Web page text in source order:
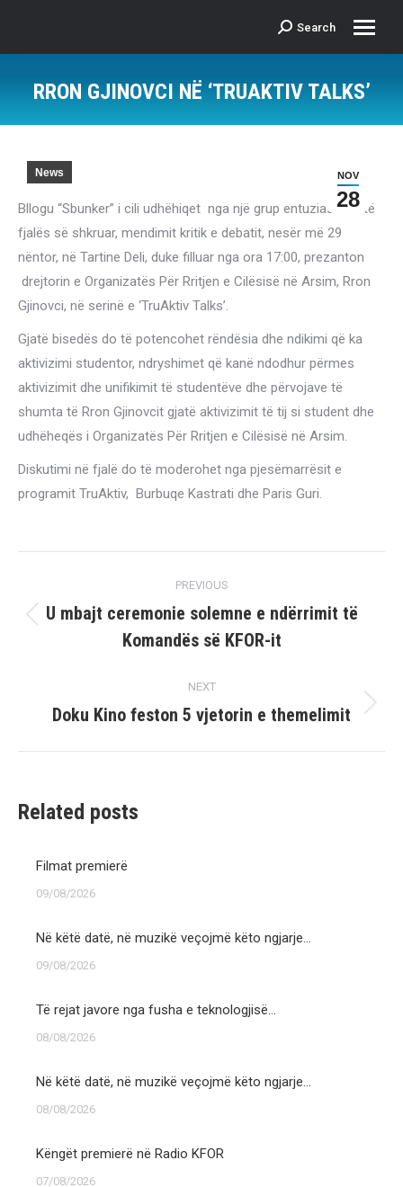
Search:
Search
RRON GJINOVCI NË ‘TRUAKTIV TALKS’
NOV
28
News
Bllogu “Sbunker” i cili udhëhiqet nga një grup entuziastësh të
fjalës së shkruar, mendimit kritik e debatit, nesër më 29
nëntor, në Tartine Deli, duke filluar nga ora 17:00, prezanton
drejtorin e Organizatës Për Rritjen e Cilësisë në Arsim, Rron
Gjinovci, në serinë e ‘TruAktiv Talks’.
Gjatë bisedës do të potencohet rëndësia dhe ndikimi që ka
aktivizimi studentor, ndryshimet që kanë ndodhur përmes
aktivizimit dhe unifikimit të studentëve dhe përvojave të
shumta të Rron Gjinovcit gjatë aktivizimit të tij si student dhe
udhëheqës i Organizatës Për Rritjen e Cilësisë në Arsim.
Diskutimi në fjalë do të moderohet nga pjesëmarrësit e
programit TruAktiv, Burbuqe Kastrati dhe Paris Guri.
navigation
PREVIOUS
Previous
post:
U mbajt ceremonie solemne e ndërrimit të
Komandës së KFOR-it
NEXT
Next
Doku Kino feston 5 vjetorin e themelimit
Related posts
Filmat premierë
09/08/2026
Në këtë datë, në muzikë veçojmë këto ngjarje…
09/08/2026
Të rejat javore nga fusha e teknologjisë…
08/08/2026
Në këtë datë, në muzikë veçojmë këto ngjarje…
08/08/2026
Këngët premierë në Radio KFOR
07/08/2026